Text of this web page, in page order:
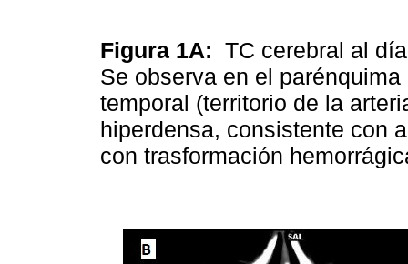
Figura 1A: TC cerebral al
Se observa en el
temporal (territorio de la
hiperdensa, consistente con
con trasformación